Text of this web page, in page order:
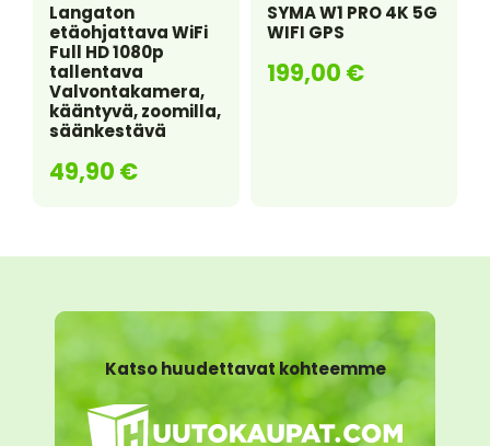
Langaton
etäohjattava WiFi
Full HD 1080p
tallentava
Valvontakamera,
kääntyvä, zoomilla,
säänkestävä
49,90 €
SYMA W1 PRO 4K 5G
WIFI GPS
199,00 €
Katso huudettavat kohteemme